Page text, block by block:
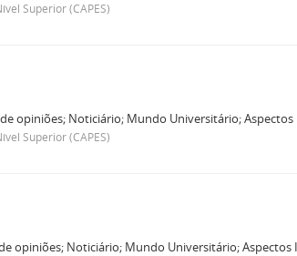
Superior (CAPES)
opiniões; Noticiário; Mundo Universitário;
Superior (CAPES)
opiniões; Noticiário; Mundo Universitário; Aspectos